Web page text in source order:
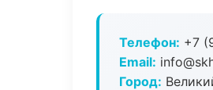
Телефон: +7
Email:
Город: